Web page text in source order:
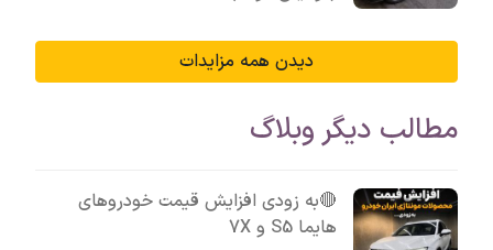
دیدن همه مزایدات
مطالب دیگر وبلاگ
🔴به زودی افزایش قیمت خودروهای
هایما S5 و 7X